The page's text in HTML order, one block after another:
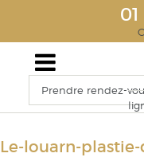
Prendre rendez-
Le-louarn-plastie-